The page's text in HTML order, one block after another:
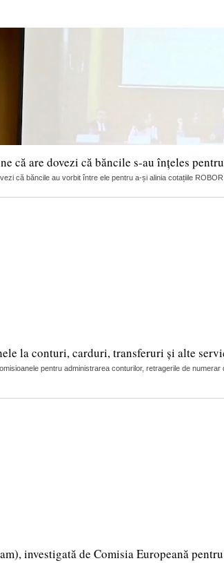
că are dovezi că băncile s-au înțeles
că băncile au vorbit între ele pentru a-și alinia cotațiile
la conturi, carduri, transferuri și alte
pentru administrarea conturilor, retragerile de
investigată de Comisia Europeană